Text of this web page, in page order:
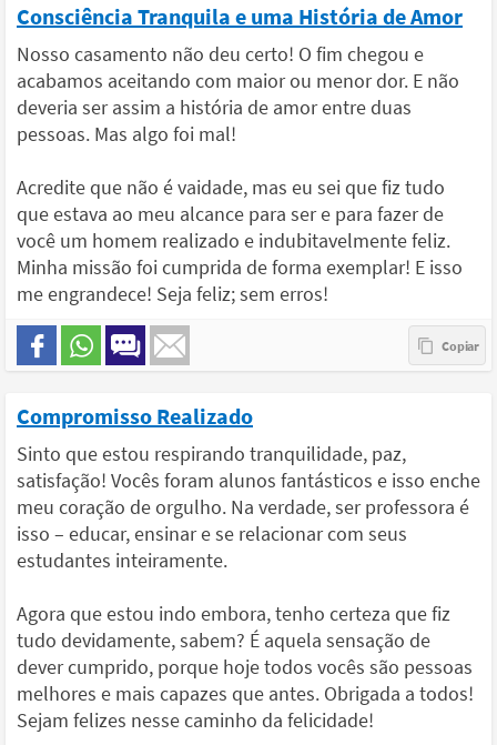
Consciência Tranquila e uma História de Amor
Nosso casamento não deu certo! O fim chegou e
acabamos aceitando com maior ou menor dor. E não
deveria ser assim a história de amor entre duas
pessoas. Mas algo foi mal!
Acredite que não é vaidade, mas eu sei que fiz tudo
que estava ao meu alcance para ser e para fazer de
você um homem realizado e indubitavelmente feliz.
Minha missão foi cumprida de forma exemplar! E isso
me engrandece! Seja feliz; sem erros!
Compromisso Realizado
Sinto que estou respirando tranquilidade, paz,
satisfação! Vocês foram alunos fantásticos e isso enche
meu coração de orgulho. Na verdade, ser professora é
isso – educar, ensinar e se relacionar com seus
estudantes inteiramente.
Agora que estou indo embora, tenho certeza que fiz
tudo devidamente, sabem? É aquela sensação de
dever cumprido, porque hoje todos vocês são pessoas
melhores e mais capazes que antes. Obrigada a todos!
Sejam felizes nesse caminho da felicidade!